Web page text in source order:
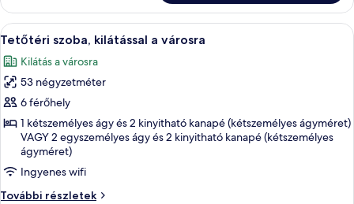
a
városra
további
A
következő
szoba
összes
képének
megtekintése:
Tetőtéri
szoba,
kilátással
a
Egy modern szállodai szoba,
10
Tetőtéri szoba, kilátással a városra
Kilátás a városra
53 négyzetméter
6 férőhely
1 kétszemélyes ágy és 2 kinyitható kanapé (kétszemélyes ágyméret)
VAGY 2 egyszemélyes ágy és 2 kinyitható kanapé (kétszemélyes
ágyméret)
Ingyenes wifi
További részletek
Tetőtéri